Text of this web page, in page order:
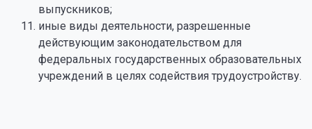
выпускников;
иные виды деятельности, разрешенные
действующим законодательством для
федеральных государственных образовательных
учреждений в целях содействия трудоустройству.